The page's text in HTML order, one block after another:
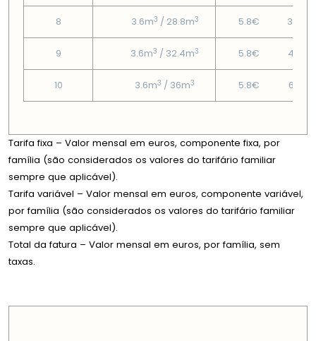
8 3.6m3 / 28.8m3 5.8€ 39.91€
9 3.6m3 / 32.4m3 5.8€ 49.4€
10 3.6m3 / 36m3 5.8€ 61.01€
Tarifa fixa – Valor mensal em euros, componente fixa, por
família (são considerados os valores do tarifário familiar
sempre que aplicável).
Tarifa variável – Valor mensal em euros, componente variável,
por família (são considerados os valores do tarifário familiar
sempre que aplicável).
Total da fatura – Valor mensal em euros, por família, sem
taxas.